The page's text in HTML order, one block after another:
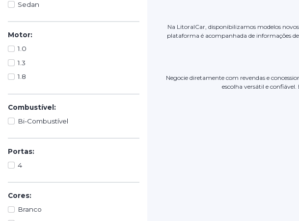
Sedan
Motor:
1.0
1.3
1.8
Combustível:
Bi-Combustível
Portas:
4
Cores:
Branco
Na LitoralCar, disponibilizamos modelos
plataforma é acompanhada de informações
Negocie diretamente com revendas e
escolha versátil e